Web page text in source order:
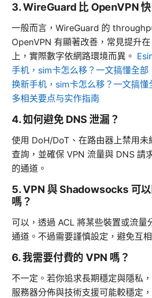
3. WireGuard 比 OpenVPN 快
一般而言，WireGuard 的
OpenVPN 有顯著改善，常見提升
上，實際數字依網路環境而異。
手机，sim卡怎么移？一文搞懂全部
换新手机，sim卡怎么移？一文搞懂
多相关要点与实作指南
4. 如何避免 DNS 泄漏？
使用 DoH/DoT、在路由器上禁用未
查詢，並確保 VPN 流量與 DNS 請
的通道。
5. VPN 與 Shadowsocks 可以
嗎？
可以，透過 ACL 將某些裝置或流量
通道。不過需要謹慎設定，避免互相
6. 我需要付費的 VPN 嗎？
不一定。若你追求長期穩定與隱私
服務器分佈與技術支援可能較穩定